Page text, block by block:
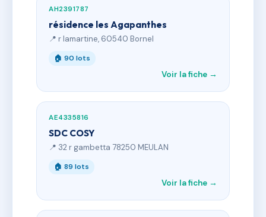
AH2391787
résidence les Agapanthes
📍 r lamartine, 60540 Bornel
🏠 90 lots
Voir la fiche →
AE4335816
SDC COSY
📍 32 r gambetta 78250 MEULAN
🏠 89 lots
Voir la fiche →